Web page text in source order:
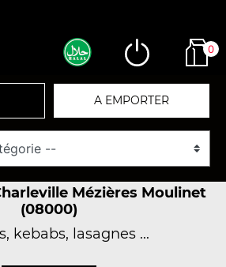
0
A EMPORTER
Mézières Moulinet
(08000)
kebabs, lasagnes ...